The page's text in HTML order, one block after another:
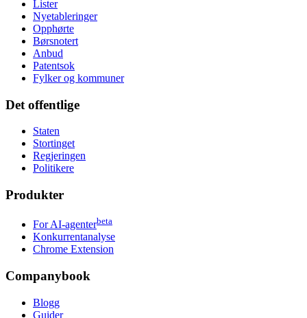
Lister
Nyetableringer
Opphørte
Børsnotert
Anbud
Patentsok
Fylker og kommuner
Det offentlige
Staten
Stortinget
Regjeringen
Politikere
Produkter
For AI-agenterbeta
Konkurrentanalyse
Chrome Extension
Companybook
Blogg
Guider